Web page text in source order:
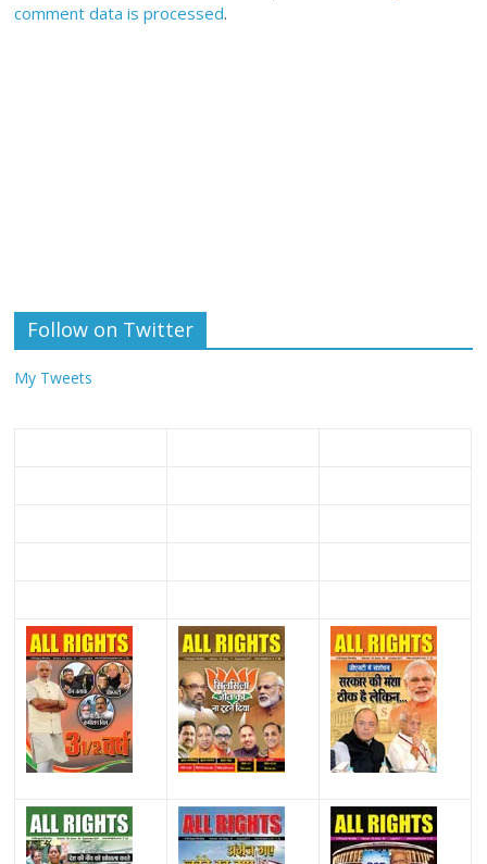
comment data is processed.
Follow on Twitter
My Tweets